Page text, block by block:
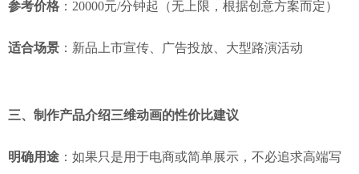
参考价格 ：20000元/分钟起（无上限，根据创意方案而定）
适合场景 ：新品上市宣传、广告投放、大型路演活动
三、制作产品介绍三维动画的性价比建议
明确用途 ：如果只是用于电商或简单展示，不必追求高端写